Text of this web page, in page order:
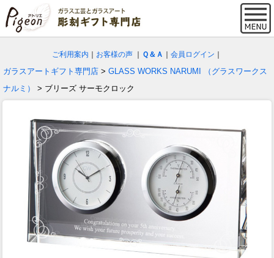
ご利用案内 お客様の声 Ｑ＆Ａ 会員ログイン
ガラスアートギフト専門店 > GLASS WORKS NARUMI （グラスワークス
ナルミ）
> ブリーズ サーモクロック